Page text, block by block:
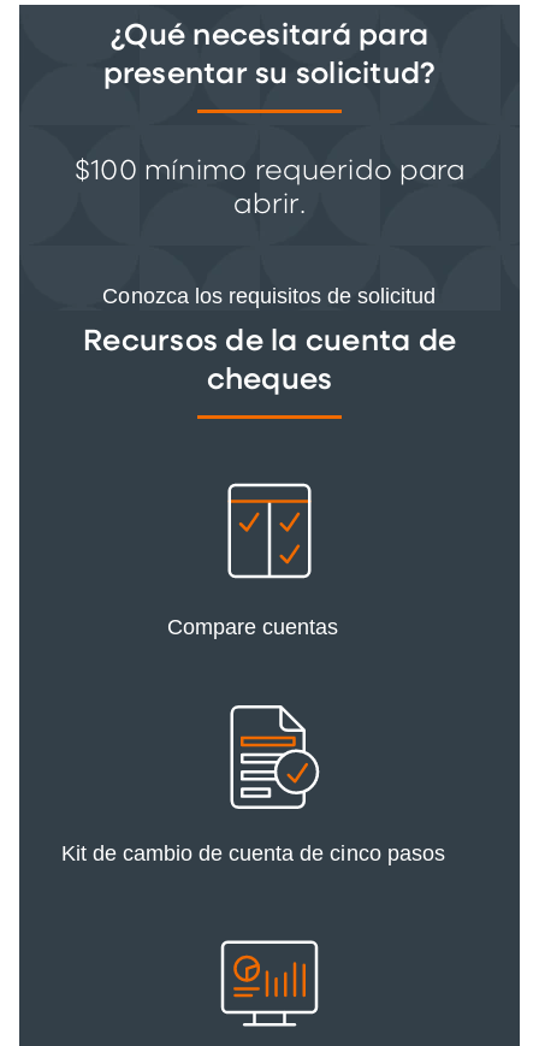
¿Qué necesitará para
presentar su solicitud?
$100 mínimo requerido para
abrir.
Conozca los requisitos de solicitud
Recursos de la cuenta de
cheques
Compare cuentas
Kit de cambio de cuenta de cinco pasos